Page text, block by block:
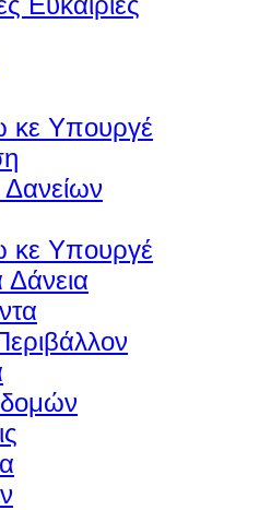
κε Υπουργέ
Δανείων
κε Υπουργέ
Δάνεια